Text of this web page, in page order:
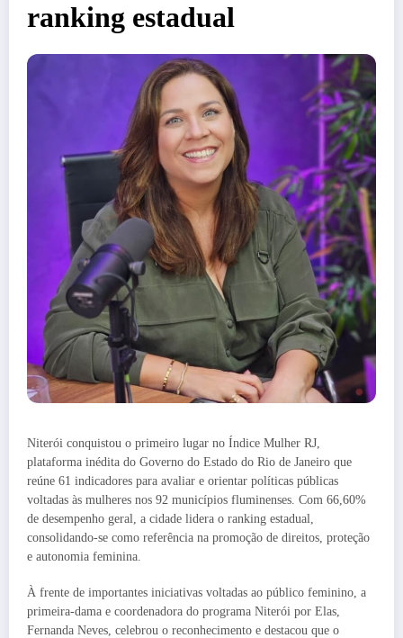
ranking estadual
Niterói conquistou o primeiro lugar no Índice Mulher RJ,
plataforma inédita do Governo do Estado do Rio de Janeiro que
reúne 61 indicadores para avaliar e orientar políticas públicas
voltadas às mulheres nos 92 municípios fluminenses. Com 66,60%
de desempenho geral, a cidade lidera o ranking estadual,
consolidando-se como referência na promoção de direitos, proteção
e autonomia feminina.
À frente de importantes iniciativas voltadas ao público feminino, a
primeira-dama e coordenadora do programa Niterói por Elas,
Fernanda Neves, celebrou o reconhecimento e destacou que o